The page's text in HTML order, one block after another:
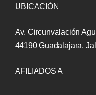
UBICACIÓN
Av. Circunvalación
44190 Guadalajara,
AFILIADOS A